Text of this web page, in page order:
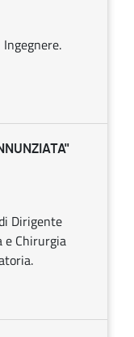
Dirigente
e Chirurgia